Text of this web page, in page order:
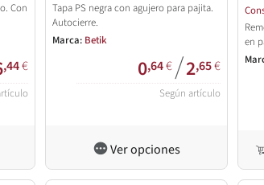
Con
,44€
Tapa PS negra con agujero para pajita.
Autocierre.
Marca: Betik
0,64€/2,65€
Según artículo
Ver opciones
en